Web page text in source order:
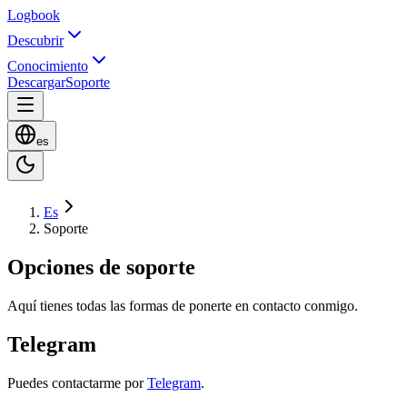
Logbook
Descubrir
Conocimiento
DescargarSoporte
es
Es
Soporte
Opciones de soporte
Aquí tienes todas las formas de ponerte en contacto conmigo.
Telegram
Puedes contactarme por Telegram.